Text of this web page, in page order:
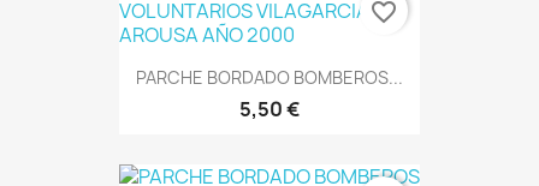
PARCHE BORDADO BOMBEROS...
5,50 €
favorite_border